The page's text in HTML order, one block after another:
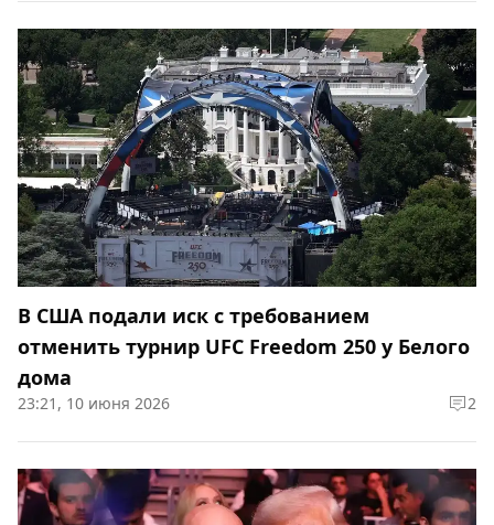
В США подали иск с требованием
отменить турнир UFC Freedom 250 у Белого
дома
23:21, 10 июня 2026 2